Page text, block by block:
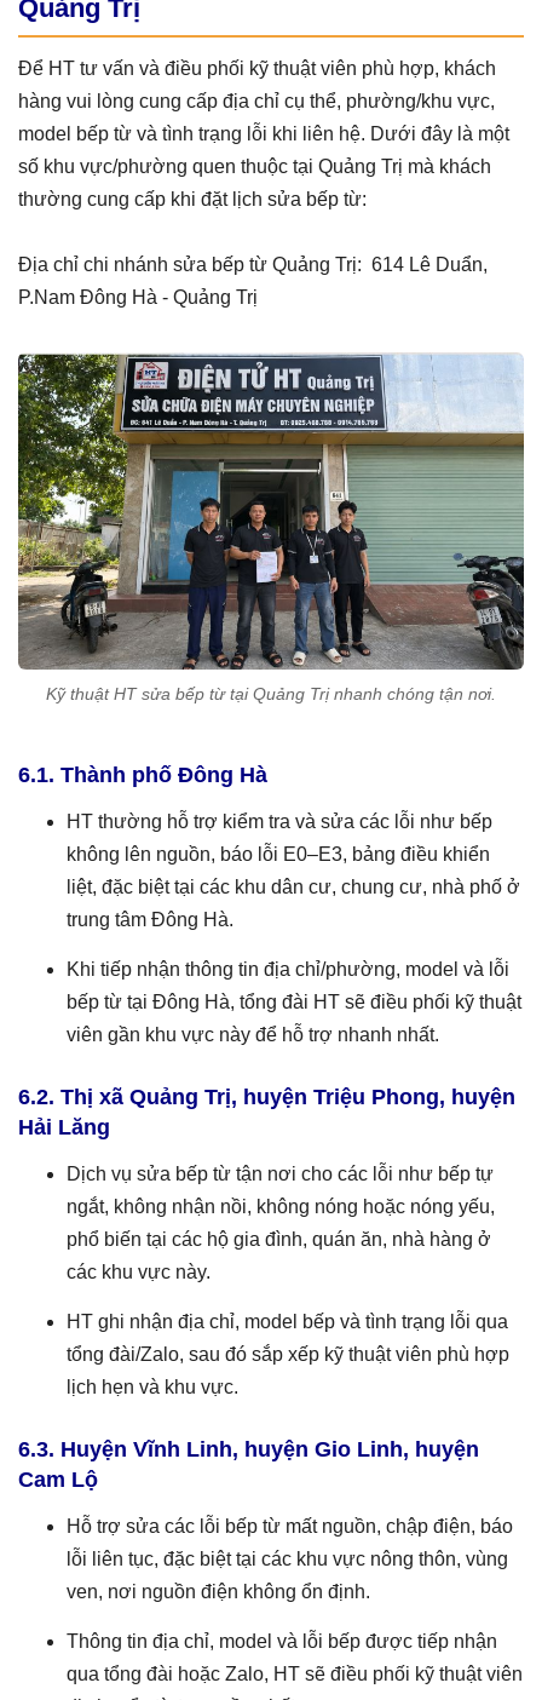
Quảng Trị
Để HT tư vấn và điều phối kỹ thuật viên phù hợp, khách
hàng vui lòng cung cấp địa chỉ cụ thể, phường/khu vực,
model bếp từ và tình trạng lỗi khi liên hệ. Dưới đây là một
số khu vực/phường quen thuộc tại Quảng Trị mà khách
thường cung cấp khi đặt lịch sửa bếp từ:
Địa chỉ chi nhánh sửa bếp từ Quảng Trị: 614 Lê Duẩn,
P.Nam Đông Hà - Quảng Trị
Kỹ thuật HT sửa bếp từ tại Quảng Trị nhanh chóng tận nơi.
6.1. Thành phố Đông Hà
HT thường hỗ trợ kiểm tra và sửa các lỗi như bếp
không lên nguồn, báo lỗi E0–E3, bảng điều khiển
liệt, đặc biệt tại các khu dân cư, chung cư, nhà phố ở
trung tâm Đông Hà.
Khi tiếp nhận thông tin địa chỉ/phường, model và lỗi
bếp từ tại Đông Hà, tổng đài HT sẽ điều phối kỹ thuật
viên gần khu vực này để hỗ trợ nhanh nhất.
6.2. Thị xã Quảng Trị, huyện Triệu Phong, huyện
Hải Lăng
Dịch vụ sửa bếp từ tận nơi cho các lỗi như bếp tự
ngắt, không nhận nồi, không nóng hoặc nóng yếu,
phổ biến tại các hộ gia đình, quán ăn, nhà hàng ở
các khu vực này.
HT ghi nhận địa chỉ, model bếp và tình trạng lỗi qua
tổng đài/Zalo, sau đó sắp xếp kỹ thuật viên phù hợp
lịch hẹn và khu vực.
6.3. Huyện Vĩnh Linh, huyện Gio Linh, huyện
Cam Lộ
Hỗ trợ sửa các lỗi bếp từ mất nguồn, chập điện, báo
lỗi liên tục, đặc biệt tại các khu vực nông thôn, vùng
ven, nơi nguồn điện không ổn định.
Thông tin địa chỉ, model và lỗi bếp được tiếp nhận
qua tổng đài hoặc Zalo, HT sẽ điều phối kỹ thuật viên